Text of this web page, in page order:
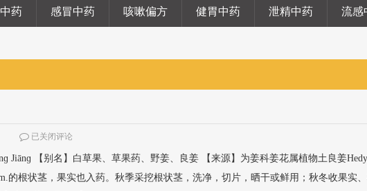
药 感冒中药 咳嗽偏方 健胃中药 泄精中药 流感
已关闭评论
Jiānɡ 【别名】白草果、草果药、野姜、良姜 【来源】为姜科姜花属植物土良姜
的根状茎，果实也入药。秋季采挖根状茎，洗净，切片，晒干或鲜用；秋冬收果实